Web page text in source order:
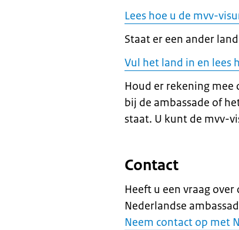
Lees hoe u de mvv-
Staat er een ander
Vul het land in en lees
Houd er rekening
bij de ambassade of
staat. U kunt de mvv-
Contact
Heeft u een vraag
Nederlandse
Neem contact op met